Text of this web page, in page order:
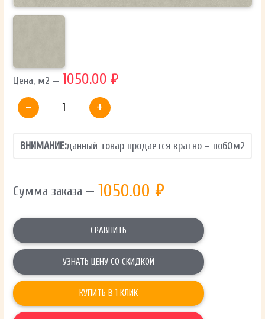
Цена, м2 — 1050.00 ₽
-
+
ВНИМАНИЕ:данный товар продается кратно – по60м2
Сумма заказа — 1050.00 ₽
СРАВНИТЬ
УЗНАТЬ ЦЕНУ СО СКИДКОЙ
КУПИТЬ В 1 КЛИК